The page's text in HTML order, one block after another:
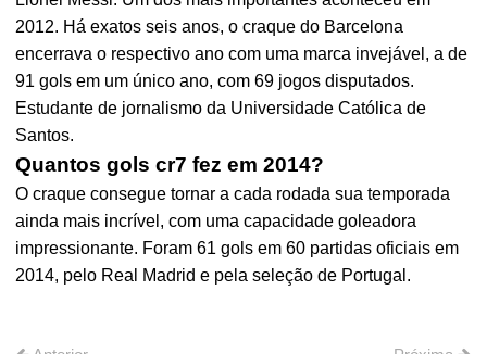
2012. Há exatos seis anos, o craque do Barcelona
encerrava o respectivo ano com uma marca invejável, a de
91 gols em um único ano, com 69 jogos disputados.
Estudante de jornalismo da Universidade Católica de
Santos.
Quantos gols cr7 fez em 2014?
O craque consegue tornar a cada rodada sua temporada
ainda mais incrível, com uma capacidade goleadora
impressionante. Foram 61 gols em 60 partidas oficiais em
2014, pelo Real Madrid e pela seleção de Portugal.